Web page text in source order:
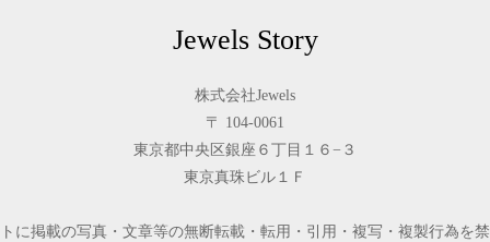
Jewels Story
株式会社Jewels
〒 104-0061
東京都中央区銀座６丁目１６−３
東京真珠ビル１Ｆ
に掲載の写真・文章等の無断転載・転用・引用・複写・複製行為を